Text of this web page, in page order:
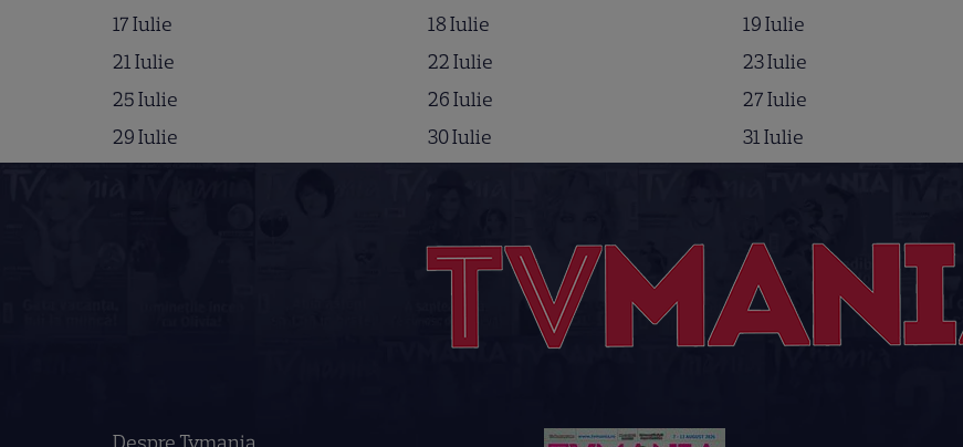
17 Iulie
18 Iulie 19 Iulie
21 Iulie
22 Iulie 23 Iulie
25 Iulie
26 Iulie 27 Iulie
29 Iulie
30 Iulie 31 Iulie